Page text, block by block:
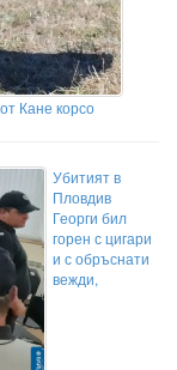
Кане корсо
Убитият в
Пловдив
Георги бил
горен с цигари
и с обръснати
вежди,